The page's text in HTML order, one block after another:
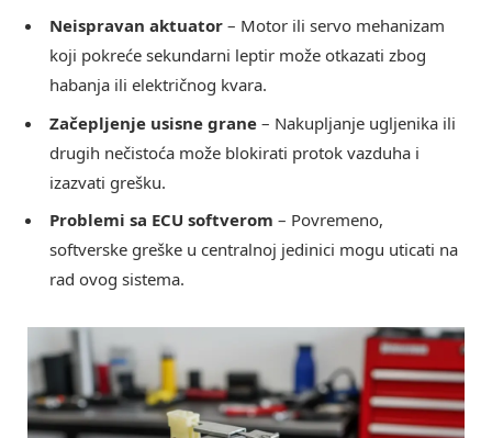
Neispravan aktuator – Motor ili servo mehanizam
koji pokreće sekundarni leptir može otkazati zbog
habanja ili električnog kvara.
Začepljenje usisne grane – Nakupljanje ugljenika ili
drugih nečistoća može blokirati protok vazduha i
izazvati grešku.
Problemi sa ECU softverom – Povremeno,
softverske greške u centralnoj jedinici mogu uticati na
rad ovog sistema.